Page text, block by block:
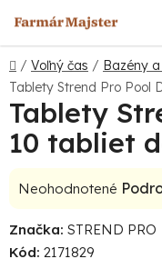
na
obsah
Domov
/ Voľný čas / Bazény
Tablety Strend Pro Pool
Tablety
10 tabliet
Priemerné
produktu
je
Neohodnotené
Značka: STREND PRO
Kód: 2171829